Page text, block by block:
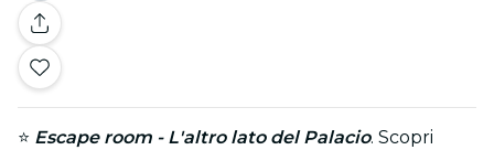
⭐ Escape room - L'altro lato del Palacio. Scopri